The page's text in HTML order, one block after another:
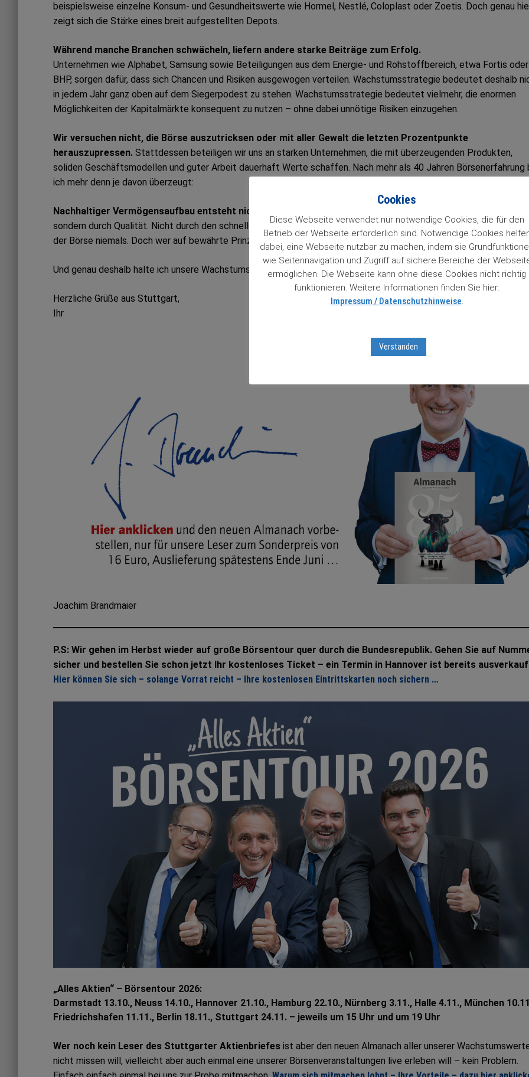
beispielsweise einzelne Konsum- und Gesundheitswerte wie Hormel, Nestlé, Coloplast oder Zoetis. Doch genau
zeigt sich die Stärke eines breit aufgestellten Depots.
Während manche Branchen schwächeln, liefern andere starke Beiträge zum Erfolg.
Unternehmen wie Alphabet, Samsung sowie Beteiligungen aus dem Energie- und Rohstoffbereich, etwa Fortis oder
BHP, sorgen dafür, dass sich Chancen und Risiken ausgewogen verteilen. Wachstumsstrategie bedeutet deshalb
in jedem Jahr ganz oben auf dem Siegerpodest zu stehen. Wachstumsstrategie bedeutet vielmehr, die enormen
Möglichkeiten der Kapitalmärkte konsequent zu nutzen – ohne dabei unnötige Risiken einzugehen.
Wir versuchen nicht, die Börse auszutricksen oder mit aller Gewalt die letzten Prozentpunkte
herauszupressen. Stattdessen beteiligen wir uns an starken Unternehmen, die mit überzeugenden Produkten,
soliden Geschäftsmodellen und guter Arbeit dauerhaft Werte schaffen. Nach mehr als 40 Jahren Börsenerfahrung
ich mehr denn je davon überzeugt:
Nachhaltiger Vermögensaufbau entsteht nicht durch Hektik, sondern durch Ausdauer.
sondern durch Qualität. Nicht durch den schnellen Sprint, sondern durch den langen Marathon. Eine Garantie gibt es
der Börse niemals. Doch wer auf bewährte Prinzipien setzt, erhöht seine Chancen auf langfristigen Erfolg erheblich.
Und genau deshalb halte ich unsere Wachstumsstrategie auch heute noch für den einzig richtigen Weg.
Herzliche Grüße aus Stuttgart,
Ihr
Joachim Brandmaier
P.S: Wir gehen im Herbst wieder auf große Börsentour quer durch die Bundesrepublik. Gehen Sie auf
sicher und bestellen Sie schon jetzt Ihr kostenloses Ticket – ein Termin in Hannover ist bereits
Hier können Sie sich – solange Vorrat reicht – Ihre kostenlosen Eintrittskarten noch sichern …
„Alles Aktien“ – Börsentour 2026:
Darmstadt 13.10., Neuss 14.10., Hannover 21.10., Hamburg 22.10., Nürnberg 3.11., Halle 4.11., München
Friedrichshafen 11.11., Berlin 18.11., Stuttgart 24.11. – jeweils um 15 Uhr und um 19 Uhr
Wer noch kein Leser des Stuttgarter Aktienbriefes ist aber den neuen Almanach aller unserer
nicht missen will, vielleicht aber auch einmal eine unserer Börsenveranstaltungen live erleben will – kein Problem.
Cookies
Diese Webseite verwendet nur notwendige Cookies, die für den
Betrieb der Webseite erforderlich sind. Notwendige Cookies
dabei, eine Webseite nutzbar zu machen, indem sie
wie Seitennavigation und Zugriff auf sichere Bereiche der
ermöglichen. Die Webseite kann ohne diese Cookies nicht richtig
funktionieren. Weitere Informationen finden Sie hier:
Impressum / Datenschutzhinweise.
Verstanden